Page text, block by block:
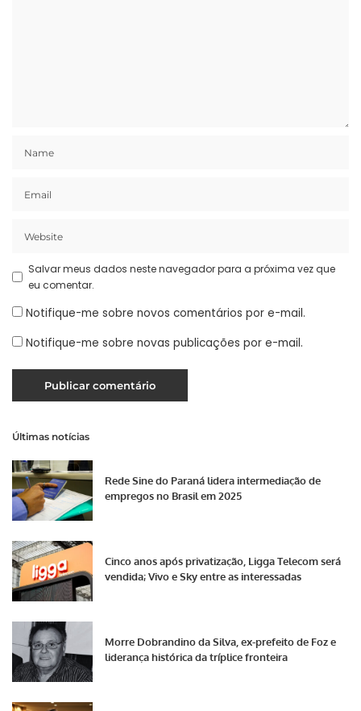
Salvar meus dados neste navegador para a próxima vez que
eu comentar.
Notifique-me sobre novos comentários por e-mail.
Notifique-me sobre novas publicações por e-mail.
Últimas notícias
Rede Sine do Paraná lidera intermediação de
empregos no Brasil em 2025
Cinco anos após privatização, Ligga Telecom será
vendida; Vivo e Sky entre as interessadas
Morre Dobrandino da Silva, ex-prefeito de Foz e
liderança histórica da tríplice fronteira